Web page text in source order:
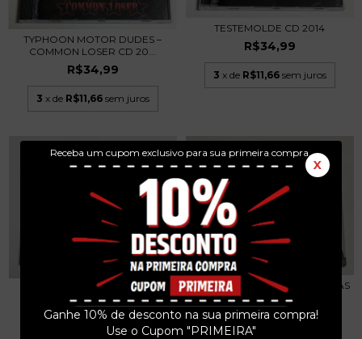
Receba um cupom exclusivo para sua primeira compra.
X
Ganhe 10% de desconto na sua primeira compra!
Use o Cupom "PRIMEIRA"
TYPHOON MOTOR DUDES –
COMMON LOSER CD 20...
R$34,99
3 x de R$11,66 sem juros
TESTEMOLDE CD 2014
R$34,99
3 x de R$11,66 sem juros
W.A.C.K. – WE ARE ALL
COCKNEY KIDS CD 20...
R$34,99
OS EXCLUÍDOS – MEUS DILEMAS
CD 2014
R$34,99